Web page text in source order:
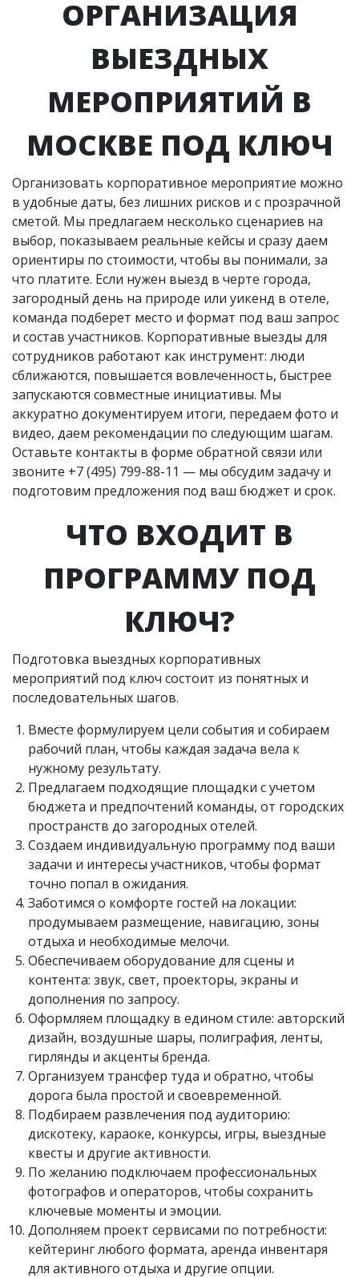
ОРГАНИЗАЦИЯ
ВЫЕЗДНЫХ
МЕРОПРИЯТИЙ В
МОСКВЕ ПОД КЛЮЧ
Организовать корпоративное мероприятие можно
в удобные даты, без лишних рисков и с прозрачной
сметой. Мы предлагаем несколько сценариев на
выбор, показываем реальные кейсы и сразу даем
ориентиры по стоимости, чтобы вы понимали, за
что платите. Если нужен выезд в черте города,
загородный день на природе или уикенд в отеле,
команда подберет место и формат под ваш запрос
и состав участников. Корпоративные выезды для
сотрудников работают как инструмент: люди
сближаются, повышается вовлеченность, быстрее
запускаются совместные инициативы. Мы
аккуратно документируем итоги, передаем фото и
видео, даем рекомендации по следующим шагам.
Оставьте контакты в форме обратной связи или
звоните +7 (495) 799-88-11 — мы обсудим задачу и
подготовим предложения под ваш бюджет и срок.
ЧТО ВХОДИТ В
ПРОГРАММУ ПОД
КЛЮЧ?
Подготовка выездных корпоративных
мероприятий под ключ состоит из понятных и
последовательных шагов.
Вместе формулируем цели события и собираем
рабочий план, чтобы каждая задача вела к
нужному результату.
Предлагаем подходящие площадки с учетом
бюджета и предпочтений команды, от городских
пространств до загородных отелей.
Создаем индивидуальную программу под ваши
задачи и интересы участников, чтобы формат
точно попал в ожидания.
Заботимся о комфорте гостей на локации:
продумываем размещение, навигацию, зоны
отдыха и необходимые мелочи.
Обеспечиваем оборудование для сцены и
контента: звук, свет, проекторы, экраны и
дополнения по запросу.
Оформляем площадку в едином стиле: авторский
дизайн, воздушные шары, полиграфия, ленты,
гирлянды и акценты бренда.
Организуем трансфер туда и обратно, чтобы
дорога была простой и своевременной.
Подбираем развлечения под аудиторию:
дискотеку, караоке, конкурсы, игры, выездные
квесты и другие активности.
По желанию подключаем профессиональных
фотографов и операторов, чтобы сохранить
ключевые моменты и эмоции.
Дополняем проект сервисами по потребности:
кейтеринг любого формата, аренда инвентаря
для активного отдыха и другие опции.